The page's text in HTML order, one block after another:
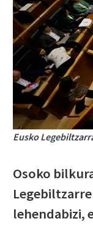
Eusko
Osoko
lehendabizi,